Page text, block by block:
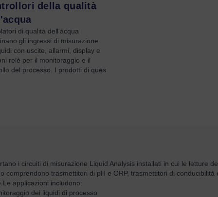
della qualità
di qualità dell'acqua
gli ingressi di misurazione
con uscite, allarmi, display e
relè per il monitoraggio e il
del processo. I prodotti di ques
i circuiti di misurazione Liquid Analysis installati in cui le letture
comprendono trasmettitori di pH e ORP, trasmettitori di
Le applicazioni includono:
dei liquidi di processo